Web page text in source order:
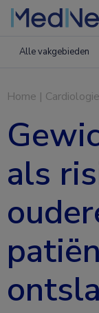
Alle vakgebieden
Home | Cardiologie
als